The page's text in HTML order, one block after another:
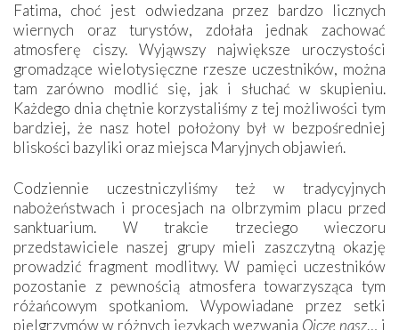
Fatima, choć jest odwiedzana przez bardzo licznych
wiernych oraz turystów, zdołała jednak zachować
atmosferę ciszy. Wyjąwszy największe uroczystości
gromadzące wielotysięczne rzesze uczestników, można
tam zarówno modlić się, jak i słuchać w skupieniu.
Każdego dnia chętnie korzystaliśmy z tej możliwości tym
bardziej, że nasz hotel położony był w bezpośredniej
bliskości bazyliki oraz miejsca Maryjnych objawień.
Codziennie uczestniczyliśmy też w tradycyjnych
nabożeństwach i procesjach na olbrzymim placu przed
sanktuarium. W trakcie trzeciego wieczoru
przedstawiciele naszej grupy mieli zaszczytną okazję
prowadzić fragment modlitwy. W pamięci uczestników
pozostanie z pewnością atmosfera towarzysząca tym
różańcowym spotkaniom. Wypowiadane przez setki
pielgrzymów w różnych językach wezwania Ojcze nasz… i